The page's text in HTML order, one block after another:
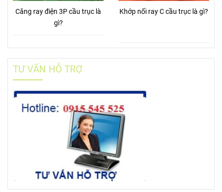
Căng ray điện 3P cầu trục là
gì?
Khớp nối ray C cầu trục là gì?
TƯ VẤN HỖ TRỢ